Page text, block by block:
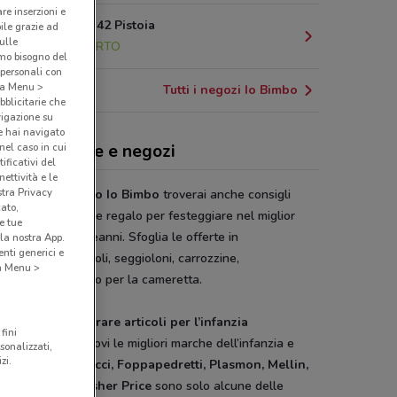
Viale Adua, 42 Pistoia
APERTO
Tutti i negozi Io Bimbo
offerte e negozi
ilvolantino Io Bimbotroverai anche consigli
e numerose idee regalo per festeggiare nel miglior
Natale e compleanni. Sfoglia le offerte in
giocattoli, seggioloni, carrozzine,
e arredo per la cameretta.
dove comprare articoli per l’infanzia
Io Bimbo trovi le migliori marche dell’infanzia e
per neonati.
Picci, Foppapedretti, Plasmon, Mellin,
Inglesina, Fisher Price sono solo alcune delle
inserzioni e
grazie ad
bisogno del
con
Menu >
che
su
hai navigato
caso in cui
del
e le
Privacy
tue
nostra App.
generici e
Menu >
fini